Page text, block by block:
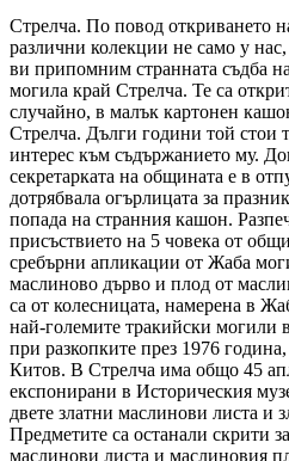
Стрелча. По повод откриването
различни колекции не само у
ви припомним странната съдба
могила край Стрелча. Те са
случайно, в малък картонен
Стрелча. Дълги години той стои
интерес към съдържанието му.
секретарката на общината е в
дотрябвала огърлицата за
попада на странния кашон.
присъствието на 5 човека от
сребърни апликации от Жаба
маслиново дърво и плод от
са от колесницата, намерена в
най-големите тракийски могили
при разкопките през 1976
Китов. В Стрелча има общо 45
експонирани в Историческия
двете златни маслинови листа и
Предметите са останали скрити
маслинови листа и маслиновия